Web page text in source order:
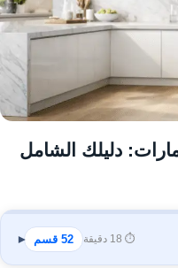
دليلك الشامل
⏱️ 18 دقيقة 52 قسم ▾